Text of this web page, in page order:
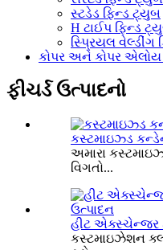
સ્ટડેડ ફિન્ડ ટ્યુબ
H ટાઈપ ફિન્ડ
સ્પ્રિયલ વેલ્ડીંગ
કોપર અને કોપર
ફીચર્ડ ઉત્પાદનો
કસ્ટમાઇઝ્ડ
અમારા
વિગતો...
હીટ એક્સ્ચેન્જર
કસ્ટમાઇઝેશન